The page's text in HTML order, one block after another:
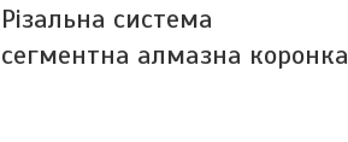
Різальна система
сегментна алмазна коронка